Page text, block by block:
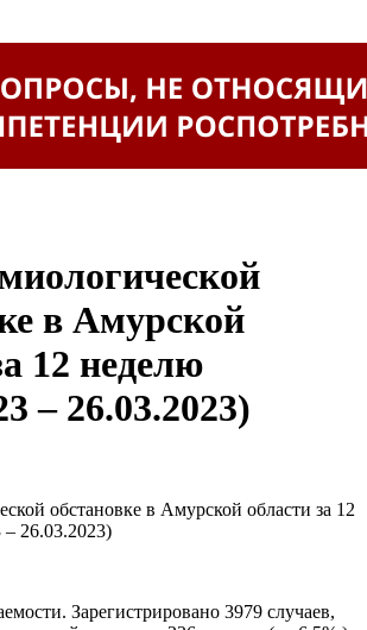
в Амурской
12 неделю
– 26.03.2023)
обстановке в Амурской области за 12
26.03.2023)
Зарегистрировано 3979 случаев,